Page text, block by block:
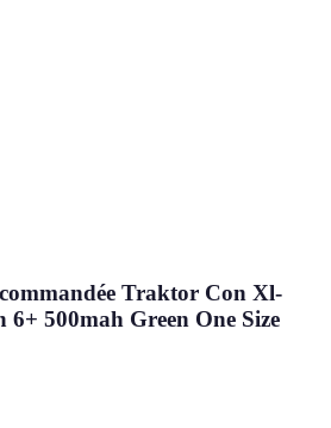
Traktor Con Xl-
500mah Green One Size